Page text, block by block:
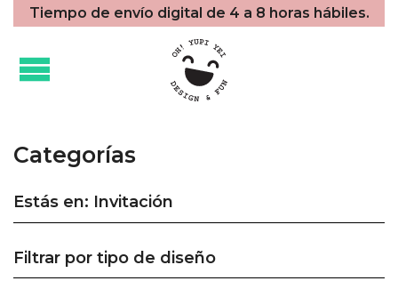
Tiempo de envío digital de 4 a 8 horas hábiles.
Categorías
Estás en: Invitación
Filtrar por tipo de diseño